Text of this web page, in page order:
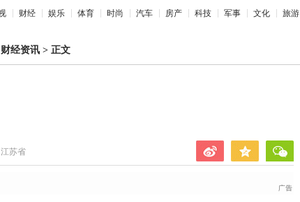
财经 娱乐 体育 时尚 汽车 房产 科技 军事 文化 旅游
财经资讯 > 正文
苏省